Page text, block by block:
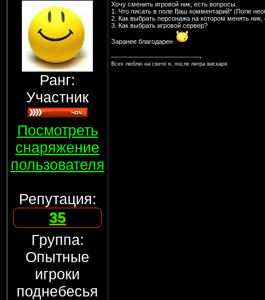
Ранг:
Участник
Посмотреть
снаряжение
пользователя
Репутация:
35
Группа:
Опытные
игроки
поднебесья
Хочу сменить игровой ник, есть вопросы.
1. Что писать в поле Ваш комментарий* (Поле
2. Как выбрать персонажа на котором менять
3. Как выбрать игровой сервер?
Заранее благодарен
Всех люблю на свете я, после литра вискаря.